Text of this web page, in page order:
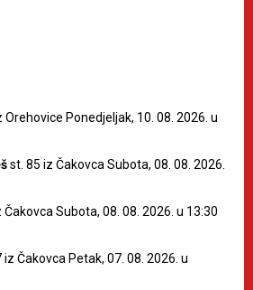
Orehovice Ponedjeljak, 10. 08. 2026. u
st. 85 iz Čakovca Subota, 08. 08. 2026.
Čakovca Subota, 08. 08. 2026. u 13:30
iz Čakovca Petak, 07. 08. 2026. u